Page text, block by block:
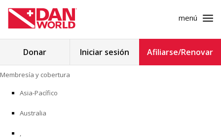
al
contenido
menú
MEMBRESÍA Y COBERTURA
SEGURIDAD
Donar Iniciar sesión Afiliarse/Renovar
Membresía y cobertura
Asia-Pacífico
Australia
,